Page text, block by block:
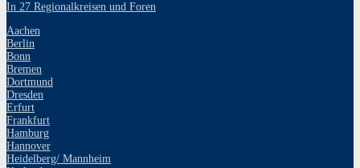
In 27 Regionalkreisen und Foren
Aachen
Berlin
Bonn
Bremen
Dortmund
Dresden
Erfurt
Frankfurt
Hamburg
Hannover
Heidelberg/ Mannheim